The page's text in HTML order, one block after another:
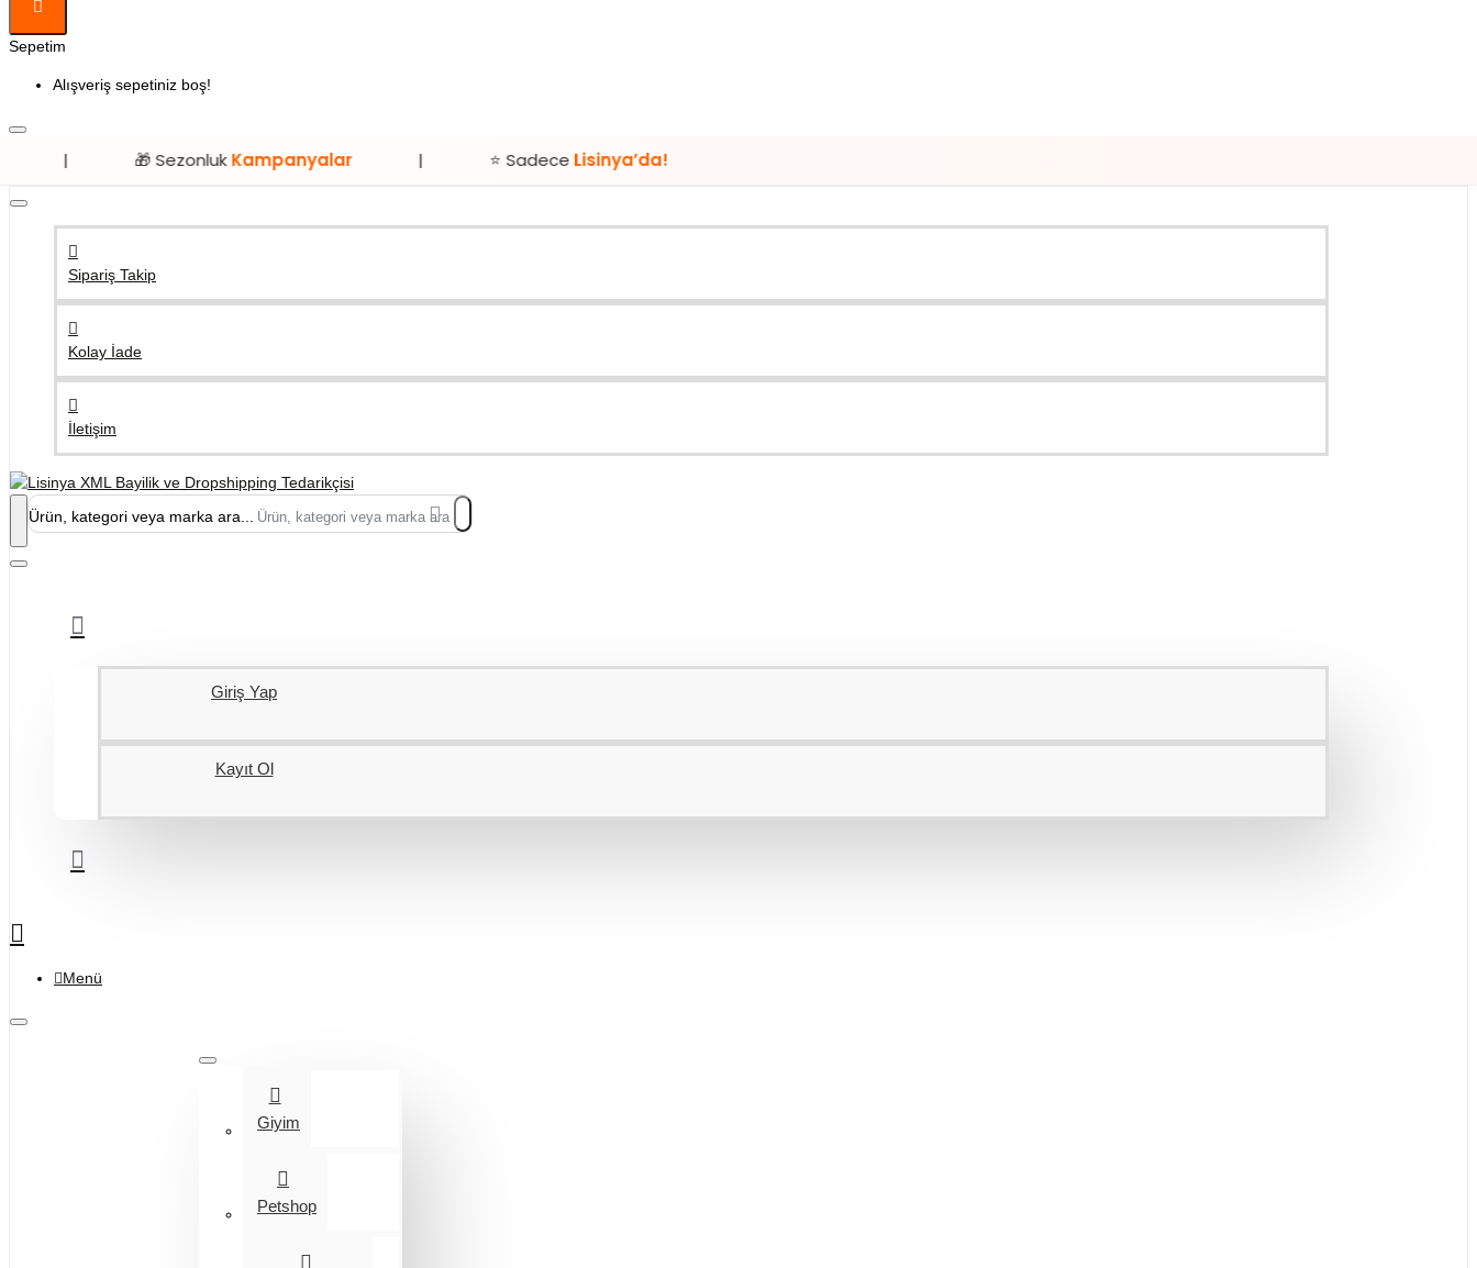
Sepetim
Alışveriş sepetiniz boş!
🎁 Sezonluk Kampanyalar | ⭐ Sadece Lisinya’da!
Sipariş Takip
Kolay İade
İletişim
Ürün, kategori veya marka ara...
Giriş Yap
Kayıt Ol
Menü
Giyim
Petshop